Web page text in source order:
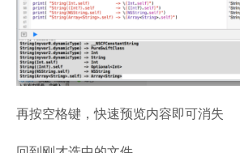
再按空格键，快速预览内容即可消失